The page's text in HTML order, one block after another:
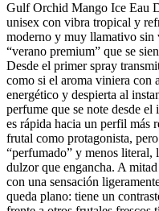
ml.
Gulf
Orchid.
Perfume
Árabe
cantidad
Gulf Orchid Mango Ice Eau
unisex con vibra tropical y
moderno y muy llamativo sin
“verano premium” que se
Desde el primer spray
como si el aroma viniera con
energético y despierta al
perfume que se note desde
es rápida hacia un perfil más
frutal como protagonista,
“perfumado” y menos
dulzor que engancha. A
con una sensación
queda plano: tiene un